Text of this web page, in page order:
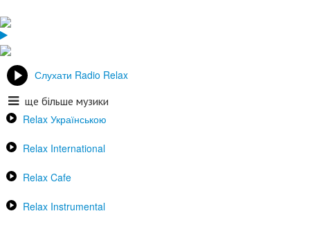
Слухати Radio Relax
ще більше музики
Relax Українською
Relax International
Relax Cafe
Relax Instrumental